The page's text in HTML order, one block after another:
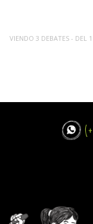
VIENDO 3 DEBATES - DEL